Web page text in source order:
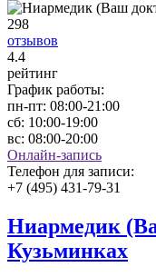
298
отзывов
4.4
рейтинг
График работы:
пн-пт: 08:00-21:00
сб: 10:00-19:00
вс: 08:00-20:00
Онлайн-запись
Телефон для записи:
+7 (495) 431-79-31
Ниармедик
Кузьминках